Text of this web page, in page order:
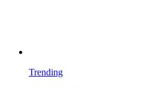
Trending